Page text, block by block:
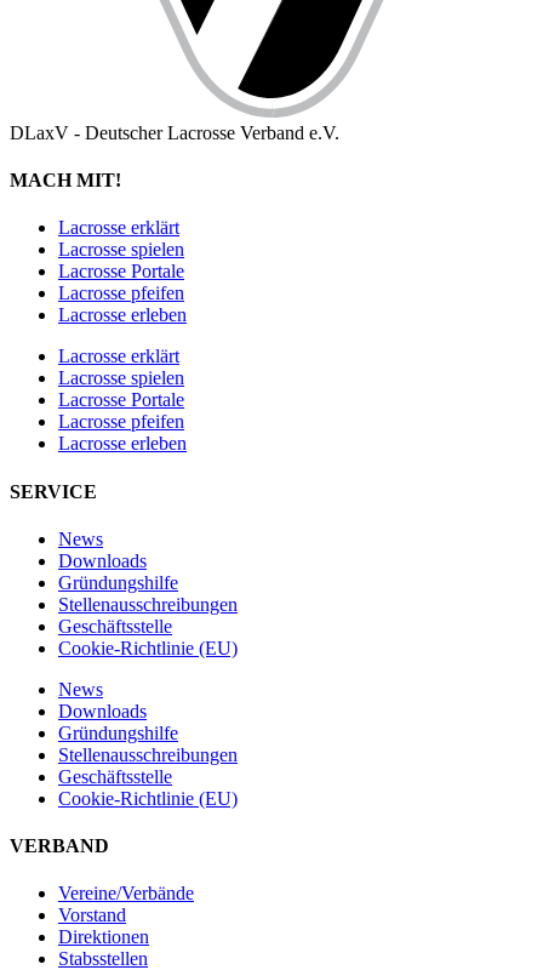
DLaxV - Deutscher Lacrosse Verband e.V.
MACH MIT!
Lacrosse erklärt
Lacrosse spielen
Lacrosse Portale
Lacrosse pfeifen
Lacrosse erleben
Lacrosse erklärt
Lacrosse spielen
Lacrosse Portale
Lacrosse pfeifen
Lacrosse erleben
SERVICE
News
Downloads
Gründungshilfe
Stellen­ausschreibungen
Geschäftsstelle
Cookie-Richtlinie (EU)
News
Downloads
Gründungshilfe
Stellen­ausschreibungen
Geschäftsstelle
Cookie-Richtlinie (EU)
VERBAND
Vereine/Verbände
Vorstand
Direktionen
Stabsstellen